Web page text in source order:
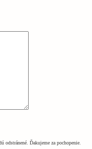
odstránené. Ďakujeme za pochopenie.